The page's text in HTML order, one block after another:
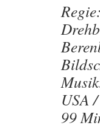
USA
99